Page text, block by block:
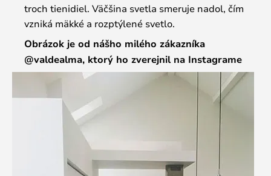
troch tienidiel. Väčšina svetla smeruje nadol, čím
vzniká mäkké a rozptýlené svetlo.
Obrázok je od nášho milého zákazníka
@valdealma, ktorý ho zverejnil na Instagrame